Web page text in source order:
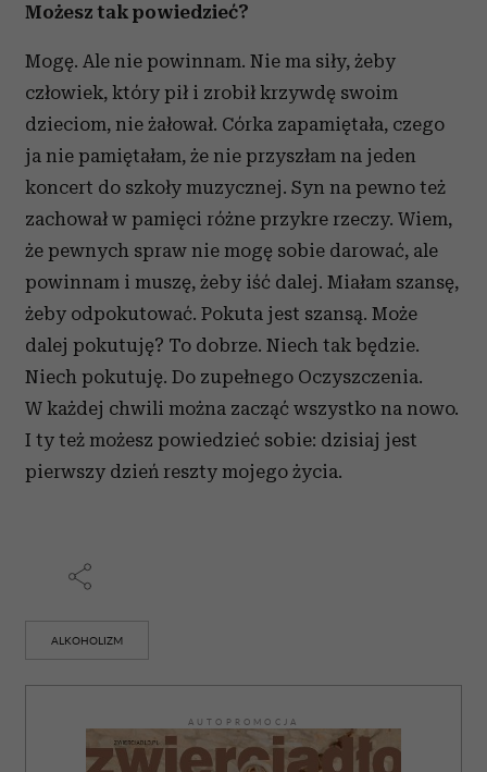
Możesz tak powiedzieć?
Mogę. Ale nie powinnam. Nie ma siły, żeby
człowiek, który pił i zrobił krzywdę swoim
dzieciom, nie żałował. Córka zapamiętała, czego
ja nie pamiętałam, że nie przyszłam na jeden
koncert do szkoły muzycznej. Syn na pewno też
zachował w pamięci różne przykre rzeczy. Wiem,
że pewnych spraw nie mogę sobie darować, ale
powinnam i muszę, żeby iść dalej. Miałam szansę,
żeby odpokutować. Pokuta jest szansą. Może
dalej pokutuję? To dobrze. Niech tak będzie.
Niech pokutuję. Do zupełnego Oczyszczenia.
W każdej chwili można zacząć wszystko na nowo.
I ty też możesz powiedzieć sobie: dzisiaj jest
pierwszy dzień reszty mojego życia.
ALKOHOLIZM
AUTOPROMOCJA